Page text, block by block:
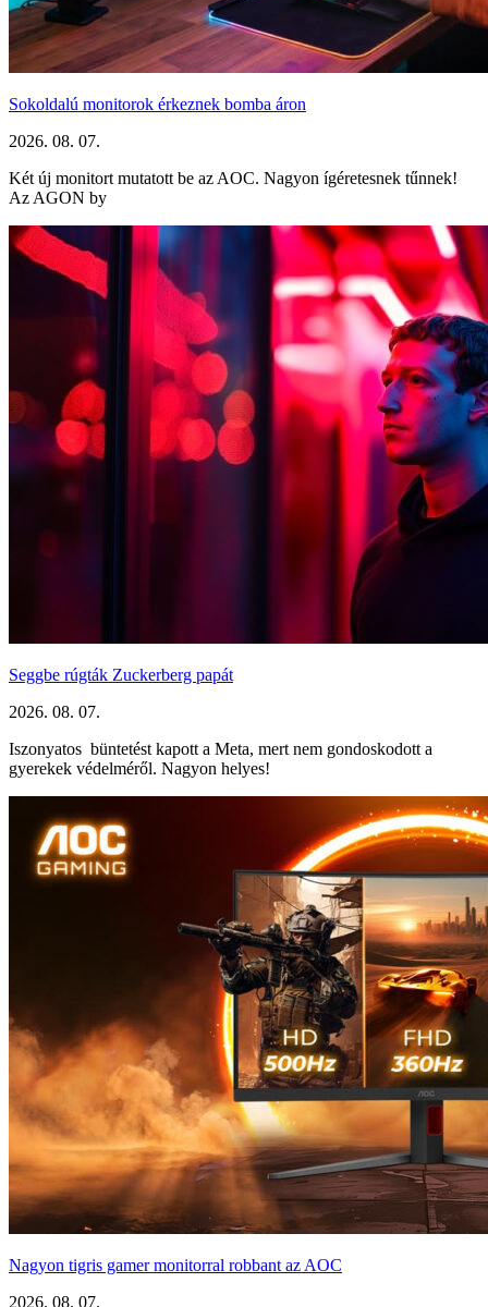
Sokoldalú monitorok érkeznek bomba áron
2026. 08. 07.
Két új monitort mutatott be az AOC. Nagyon ígéretesnek tűnnek!
Az AGON by
Seggbe rúgták Zuckerberg papát
2026. 08. 07.
Iszonyatos büntetést kapott a Meta, mert nem gondoskodott a
gyerekek védelméről. Nagyon helyes!
Nagyon tigris gamer monitorral robbant az AOC
2026. 08. 07.